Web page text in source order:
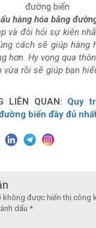
đường biển
hàng hóa bằng
và đòi hỏi sự kiên
cách sẽ giúp hàng
hơn. Hy vọng qua
rồi sẽ giúp bạn
LIÊN QUAN: Quy
biển đầy đủ
không được hiển thị công
dấu *